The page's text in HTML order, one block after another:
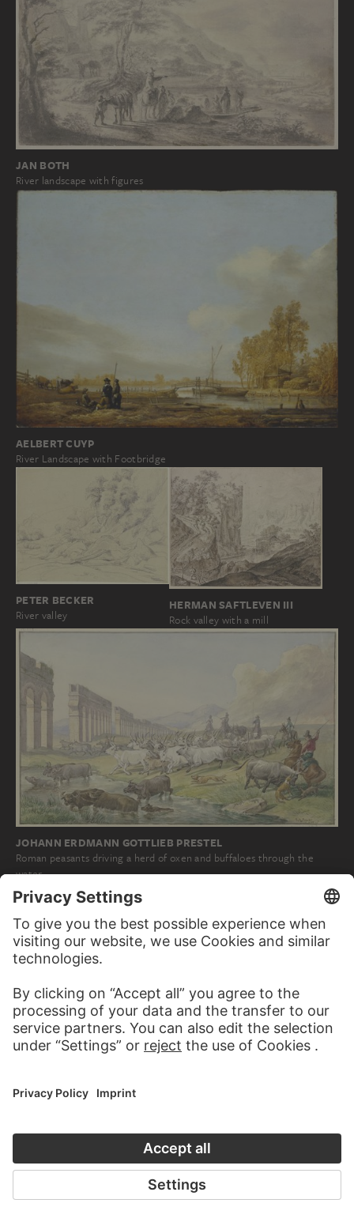
JAN BOTH
River landscape with figures
AELBERT CUYP
River Landscape with Footbridge
PETER BECKER
River valley
HERMAN SAFTLEVEN III
Rock valley with a mill
JOHANN ERDMANN GOTTLIEB PRESTEL
Roman peasants driving a herd of oxen and buffaloes through the
water
JAN DE BEIJER
a lock near Emmerich